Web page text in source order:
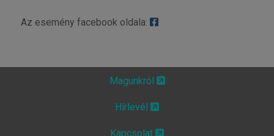
Az esemény facebook oldala:
Magunkról
Hírlevél
Kapcsolat